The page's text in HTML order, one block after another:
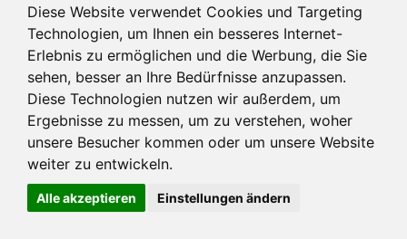
Diese Website verwendet Cookies und Targeting
Technologien, um Ihnen ein besseres Internet-
Erlebnis zu ermöglichen und die Werbung, die Sie
sehen, besser an Ihre Bedürfnisse anzupassen.
Diese Technologien nutzen wir außerdem, um
Ergebnisse zu messen, um zu verstehen, woher
unsere Besucher kommen oder um unsere Website
weiter zu entwickeln.
Alle akzeptieren Einstellungen ändern